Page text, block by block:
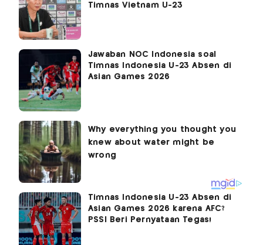
Timnas Vietnam U-23
Jawaban NOC Indonesia soal
Timnas Indonesia U-23 Absen di
Asian Games 2026
Timnas Indonesia U-23 Absen di
Asian Games 2026 karena AFC?
PSSI Beri Pernyataan Tegas!